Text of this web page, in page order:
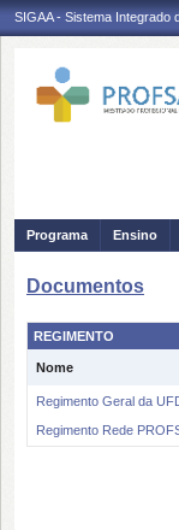
SIGAA - Sistema Integrado
Programa Ensino
Documentos
REGIMENTO
Nome
Regimento Geral da
Regimento Rede